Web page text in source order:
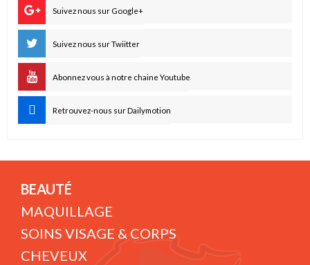
Suivez nous sur Google+
Suivez nous sur Twiitter
Abonnez vous à notre chaine Youtube
Retrouvez-nous sur Dailymotion
BEAUTÉ
MAQUILLAGE
SOINS VISAGE & CORPS
CHEVEUX